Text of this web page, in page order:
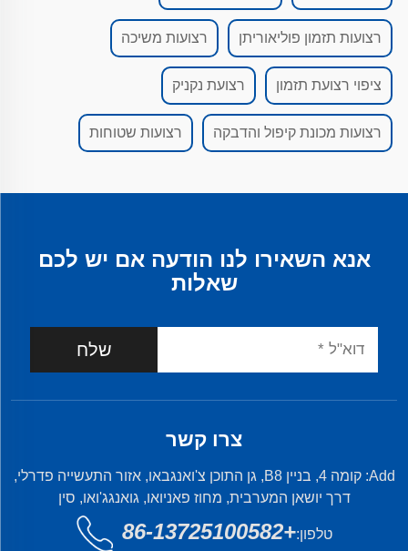
רצועות תזמון פוליאוריתן רצועות משיכה
ציפוי רצועת תזמון רצועת נקניק
רצועות מכונת קיפול והדבקה רצועות שטוחות
אנא השאירו לנו הודעה אם יש לכם
שאלות
שלח
צרו קשר
Add: קומה 4, בניין B8, גן התוכן צ'ואנגבאו, אזור התעשייה פדרלי,
דרך יושאן המערבית, מחוז פאניואו, גואנגג'ואו, סין
טלפון:+86-13725100582